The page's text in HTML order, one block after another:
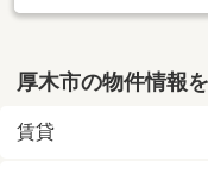
厚木市の物件情報
賃貸